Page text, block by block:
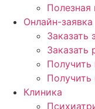
Онлайн-заявка
Заказать
Заказать
Получить
Клиника